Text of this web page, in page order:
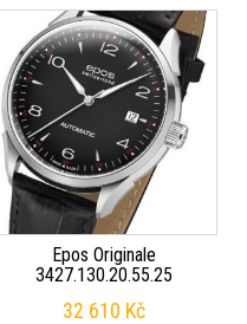
Epos Originale
3427.130.20.55.25
32 610 Kč